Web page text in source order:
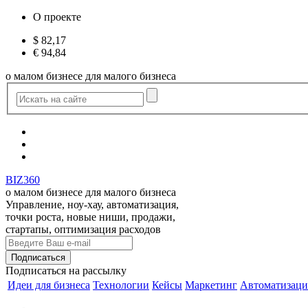
О проекте
$ 82,17
€ 94,84
о малом бизнесе для малого бизнеса
BIZ360
о малом бизнесе для малого бизнеса
Управление, ноу-хау, автоматизация,
точки роста, новые ниши, продажи,
стартапы, оптимизация расходов
Подписаться на рассылку
Идеи для бизнеса Технологии Кейсы Маркетинг